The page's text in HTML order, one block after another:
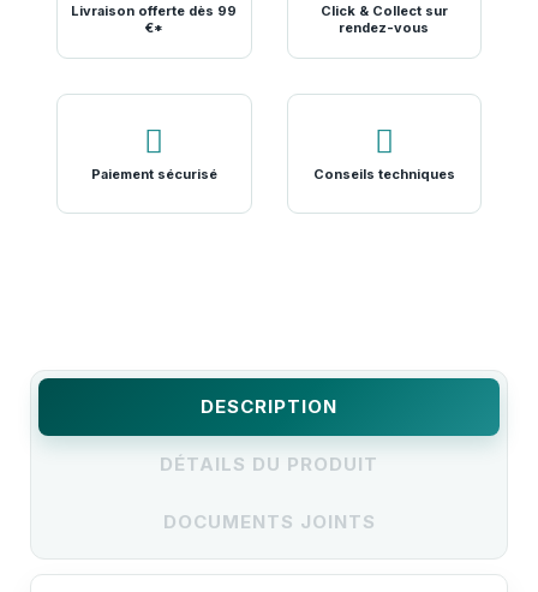
Livraison offerte dès 99
€*
Click & Collect sur
rendez-vous
Paiement sécurisé Conseils techniques
DESCRIPTION
DÉTAILS DU PRODUIT
DOCUMENTS JOINTS